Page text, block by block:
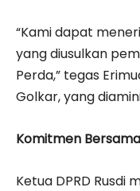
“Kami dapat
yang diusulkan
Perda,” tegas
Golkar, yang
Komitmen Bersama
Ketua DPRD Rusdi